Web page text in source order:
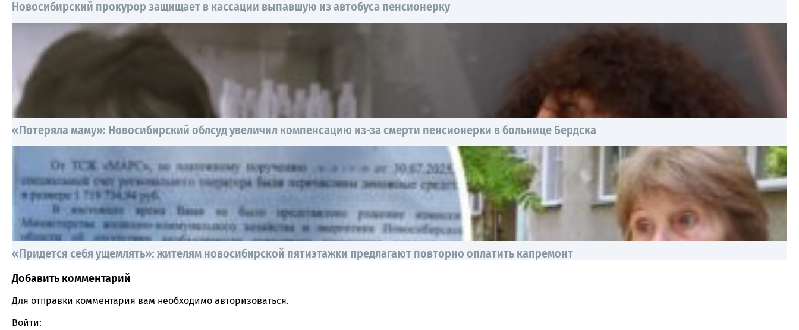
Новосибирский прокурор защищает в кассации выпавшую из автобуса пенсионерку
«Потеряла маму»: Новосибирский облсуд увеличил компенсацию из-за смерти пенсионерки в больнице Бердска
«Придется себя ущемлять»: жителям новосибирской пятиэтажки предлагают повторно оплатить капремонт
Comment section
Добавить комментарий
Для отправки комментария вам необходимо авторизоваться.
Войти: